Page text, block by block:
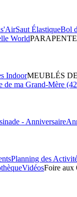
Saut ÉlastiqueBol
WorldPARAPENTE
IndoorMEUBLÉS
de ma Grand-Mère
- Anniversaire
Planning des
VidéosFoire aux